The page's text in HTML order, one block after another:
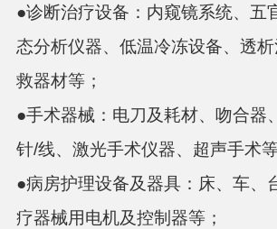
●诊断治疗设备： 内窥镜系统、五
态分析仪器、低温冷冻设备、透
救器材等；
●手术器械： 电刀及耗材、吻合器
针/线、激光手术仪器、超声手术等
●病房护理设备及器具： 床、车、
疗器械用电机及控制器等；